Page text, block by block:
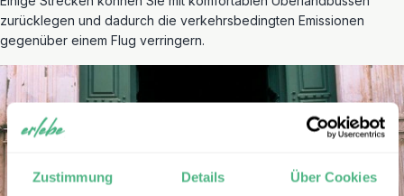
Zustimmung Details Über Cookies
zurücklegen und dadurch die verkehrsbedingten Emissionen
gegenüber einem Flug verringern.